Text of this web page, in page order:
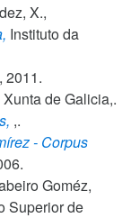
X.,
Instituto da
2011.
Xunta de Galicia,.
,.
- Corpus
.
Goméz,
Superior de